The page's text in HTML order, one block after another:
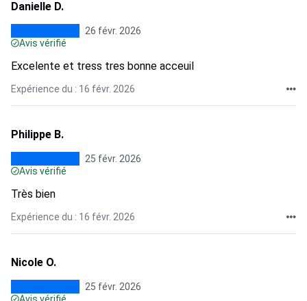
Danielle D.
26 févr. 2026
Avis vérifié
Excelente et tress tres bonne acceuil
Expérience du : 16 févr. 2026
Philippe B.
25 févr. 2026
Avis vérifié
Très bien
Expérience du : 16 févr. 2026
Nicole O.
25 févr. 2026